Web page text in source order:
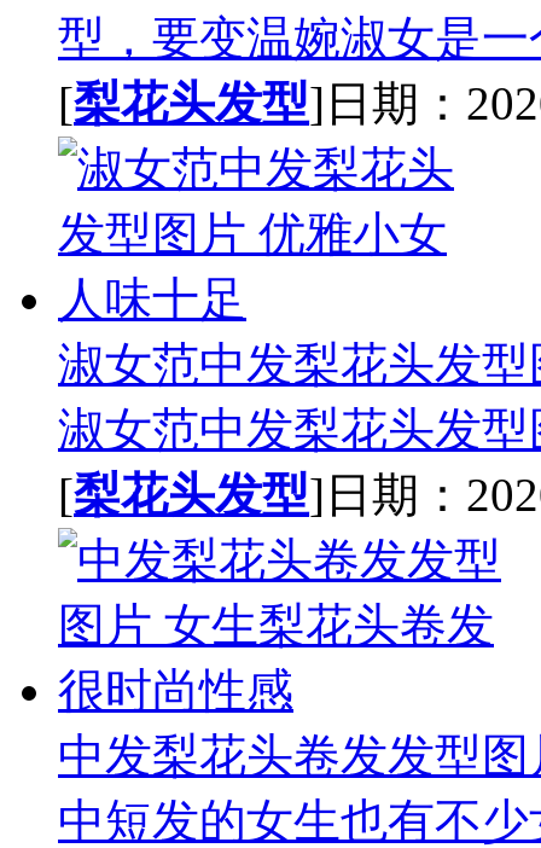
型，要变温婉淑女是一
[梨花头发型]日期：
淑女范中发梨花头发
淑女范中发梨花头发
[梨花头发型]日期：
中发梨花头卷发发型
中短发的女生也有不